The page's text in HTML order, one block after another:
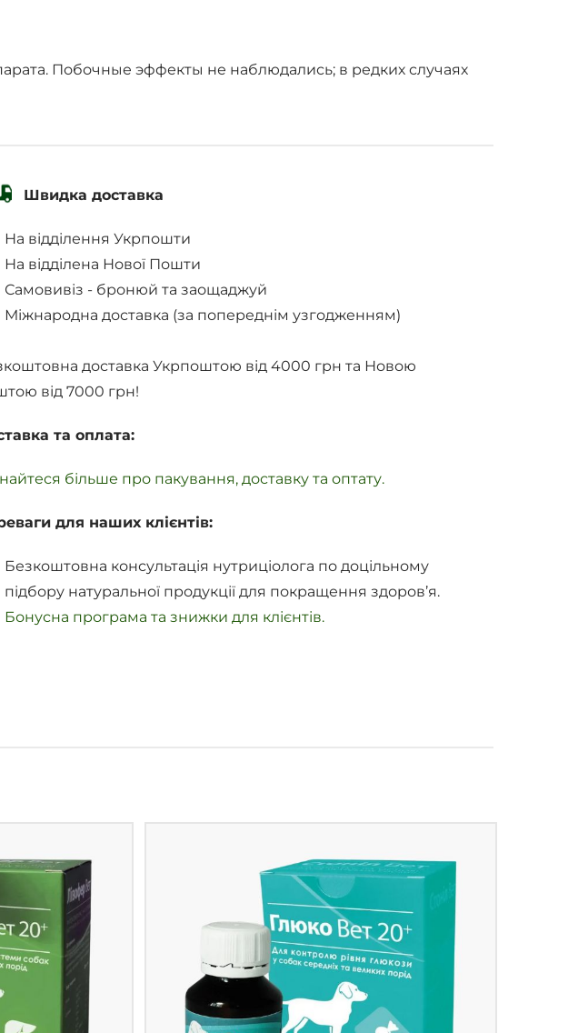
Побочные эффекты не наблюдались; в редких случаях
Швидка доставка
На відділення Укрпошти
На відділена Нової Пошти
Самовивіз - бронюй та заощаджуй
Міжнародна доставка (за попереднім узгодженням)
доставка Укрпоштою від 4000 грн та Новою
від 7000 грн!
та оплата:
більше про пакування, доставку та оптату.
для наших клієнтів:
Безкоштовна консультація нутриціолога по доцільному
підбору натуральної продукції для покращення здоров’я.
Бонусна програма та знижки для клієнтів.